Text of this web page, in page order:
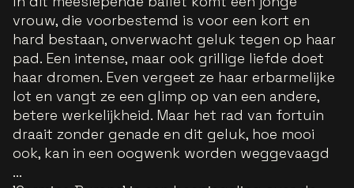
vrouw, die voorbestemd is voor een kort en
hard bestaan, onverwacht geluk tegen op haar
pad. Een intense, maar ook grillige liefde doet
haar dromen. Even vergeet ze haar erbarmelijke
lot en vangt ze een glimp op van een andere,
betere werkelijkheid. Maar het rad van fortuin
draait zonder genade en dit geluk, hoe mooi
ook, kan in een oogwenk worden weggevaagd
...